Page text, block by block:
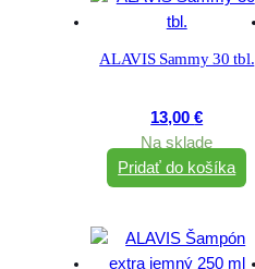
ALAVIS Sammy 30 tbl.
13,00€
Na sklade
Pridať do košíka